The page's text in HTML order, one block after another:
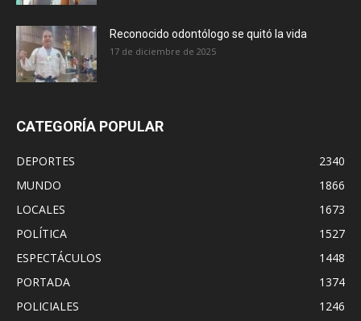
Reconocido odontólogo se quitó la vida
17 de diciembre de 2025
CATEGORÍA POPULAR
DEPORTES
2340
MUNDO
1866
LOCALES
1673
POLÍTICA
1527
ESPECTÁCULOS
1448
PORTADA
1374
POLICIALES
1246